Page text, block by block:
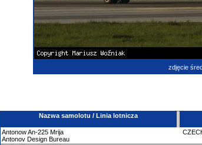
zdjęcie
Nazwa samolotu / Linia lotnicza
Antonow An-225 Mrija
Antonov Design Bureau